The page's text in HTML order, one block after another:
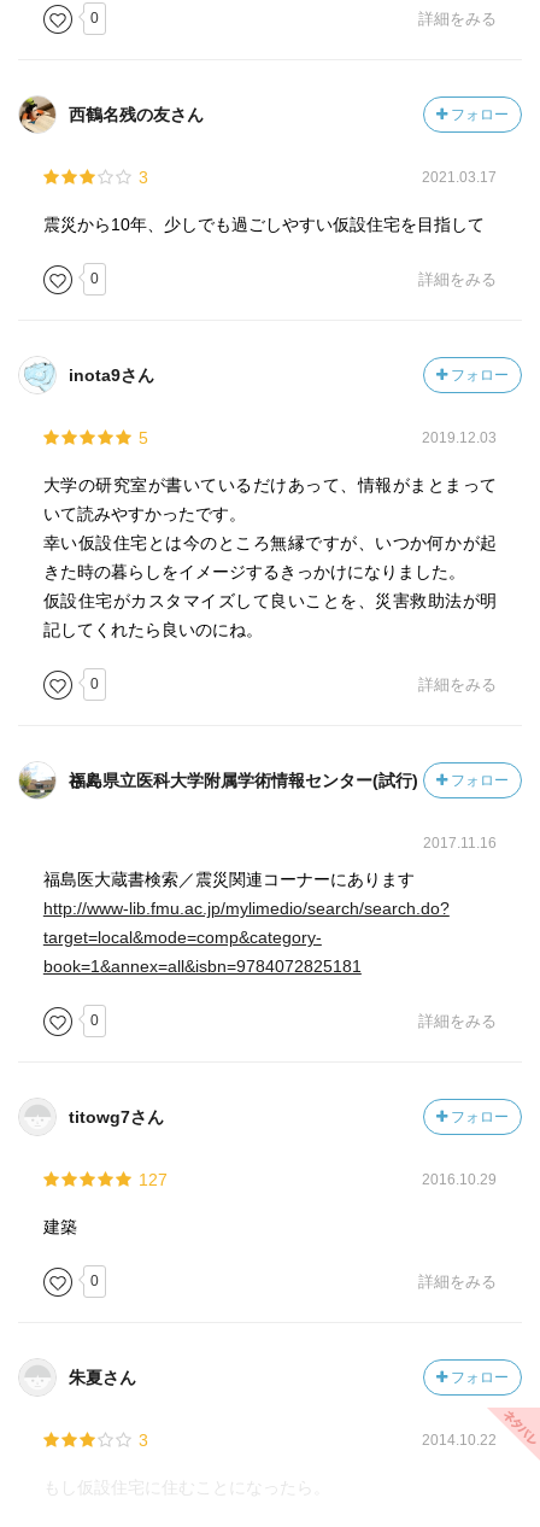
0 詳細をみる
西鶴名残の友さん フォロー
3 2021.03.17
震災から10年、少しでも過ごしやすい仮設住宅を目指して
0 詳細をみる
inota9さん フォロー
5 2019.12.03
大学の研究室が書いているだけあって、情報がまとまって
いて読みやすかったです。
幸い仮設住宅とは今のところ無縁ですが、いつか何かが起
きた時の暮らしをイメージするきっかけになりました。
仮設住宅がカスタマイズして良いことを、災害救助法が明
記してくれたら良いのにね。
0 詳細をみる
福島県立医科大学附属学術情報センター(試行)さん フォロー
2017.11.16
福島医大蔵書検索／震災関連コーナーにあります
http://www-lib.fmu.ac.jp/mylimedio/search/search.do?
target=local&mode=comp&category-
book=1&annex=all&isbn=9784072825181
0 詳細をみる
titowg7さん フォロー
127 2016.10.29
建築
0 詳細をみる
朱夏さん フォロー
3 2014.10.22
もし仮設住宅に住むことになったら。